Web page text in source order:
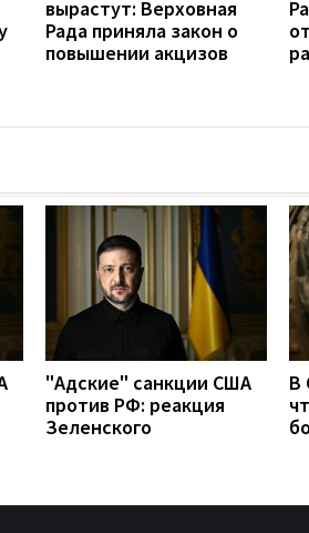
вырастут: Верховная
Рада приняла закон о
повышении акцизов
"Адские" санкции США
против РФ: реакция
Зеленского
В